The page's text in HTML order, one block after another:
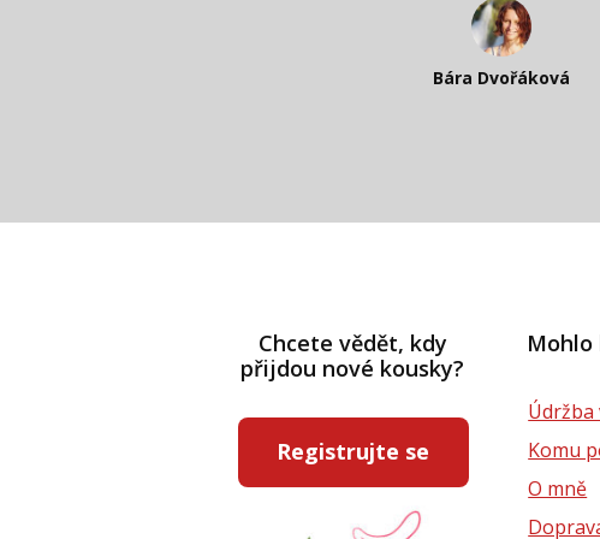
Bára Dvořáková
Kateřina Veleta
Katka Perháčová
Chcete vědět, kdy
přijdou nové kousky?
Registrujte se
Údržba
Komu
O mně